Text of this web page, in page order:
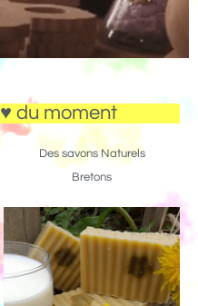
du moment
Des savons Naturels
Bretons